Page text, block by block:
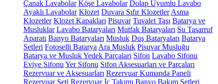
Çanak Lavabolar Köşe Lavabolar Dolap Uyumlu Lavabo
Ayaklı Lavabolar Klozet Duvara Sıfır Klozetler Asma
Klozetler Klozet Kapakları Pisuvar Tuvalet Taşı Batarya ve
Musluklar Lavabo Bataryaları Mutfak Bataryaları Su Tasarruf
Aparatı Banyo Bataryaları Musluk Duş Bataryaları Batarya
Setleri Fotoselli Batarya Ara Musluk Pisuvar Musluğu
Batarya ve Musluk Yedek Parçaları Sifon Lavabo Sifonu
Eviye Sifonu Yer Sifonu Sifon Aksesuarları ve Parçaları
Rezervuar ve Aksesuarları Rezervuar Kumanda Paneli
Rezervuar Seti Rezervuar İç Takımı Banyo Bakım Setleri